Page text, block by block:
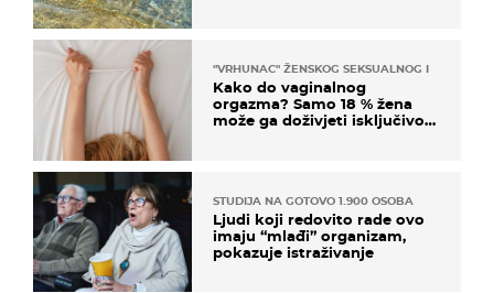
"VRHUNAC" ŽENSKOG SEKSUALNOG ISKUSTVA
Kako do vaginalnog
orgazma? Samo 18 % žena
može ga doživjeti isključivo
STUDIJA NA GOTOVO 1.900 OSOBA
Ljudi koji redovito rade ovo
imaju “mlađi” organizam,
pokazuje istraživanje